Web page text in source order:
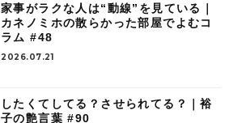
家事がラクな人は“動線”を見ている｜
カネノミホの散らかった部屋でよむコ
ラム #48
2026.07.21
したくてしてる？させられてる？｜裕
子の艶言葉 #90